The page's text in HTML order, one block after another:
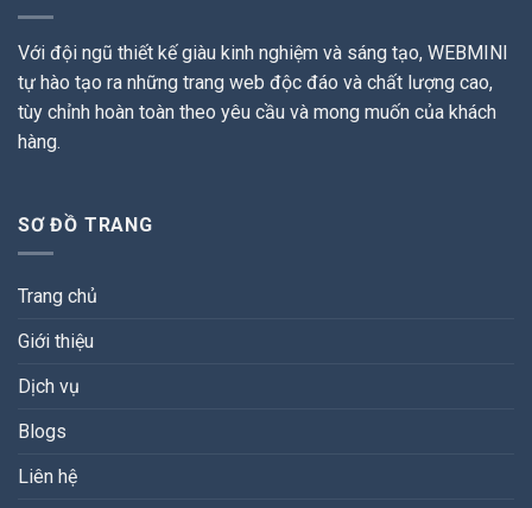
Với đội ngũ thiết kế giàu kinh nghiệm và sáng tạo, WEBMINI
tự hào tạo ra những trang web độc đáo và chất lượng cao,
tùy chỉnh hoàn toàn theo yêu cầu và mong muốn của khách
hàng.
SƠ ĐỒ TRANG
Trang chủ
Giới thiệu
Dịch vụ
Blogs
Liên hệ